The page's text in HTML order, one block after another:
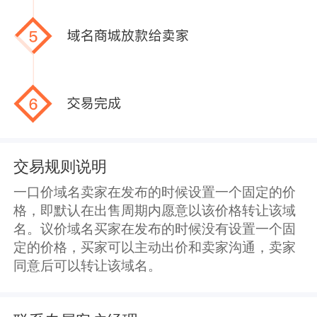
交易规则说明
一口价域名卖家在发布的时候设置一个固定的价
格，即默认在出售周期内愿意以该价格转让该域
名。议价域名买家在发布的时候没有设置一个固
定的价格，买家可以主动出价和卖家沟通，卖家
同意后可以转让该域名。